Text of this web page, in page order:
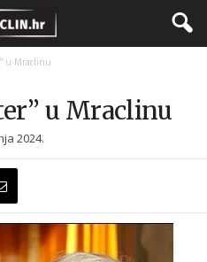
u Mraclinu
u Mraclinu
2024.